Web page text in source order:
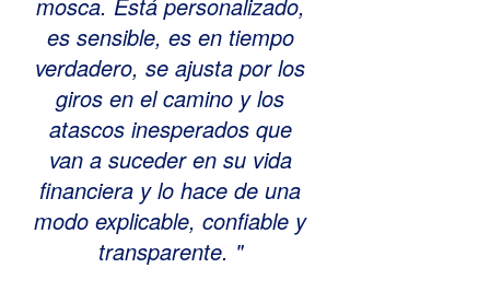
es sensible, es en tiempo
verdadero, se ajusta por los
giros en el camino y los
atascos inesperados que
van a suceder en su vida
financiera y lo hace de una
modo explicable, confiable y
transparente.